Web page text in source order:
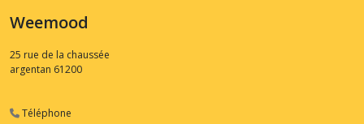
Weemood
25 rue de la chaussée
argentan 61200
Téléphone